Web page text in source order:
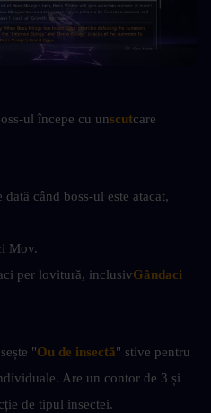
ul începe cu unscutcare
dată când boss-ul este atacat,
Mov.
per lovitură, inclusivGândaci
"Ou de insectă" stive pentru
Are un contor de 3 și
de tipul insectei.